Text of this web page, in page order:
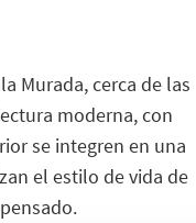
Murada, cerca de las
moderna, con
se integren en una
el estilo de vida de